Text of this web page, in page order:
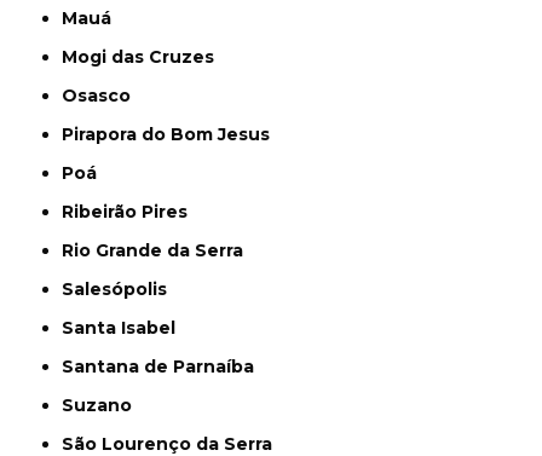
Mauá
Mogi das Cruzes
Osasco
Pirapora do Bom Jesus
Poá
Ribeirão Pires
Rio Grande da Serra
Salesópolis
Santa Isabel
Santana de Parnaíba
Suzano
São Lourenço da Serra